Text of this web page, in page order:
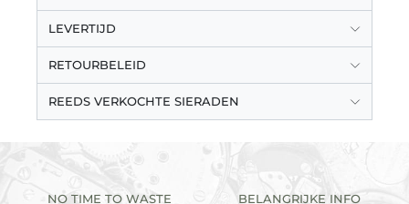
LEVERTIJD
RETOURBELEID
REEDS VERKOCHTE SIERADEN
NO TIME TO WASTE BELANGRIJKE INFO